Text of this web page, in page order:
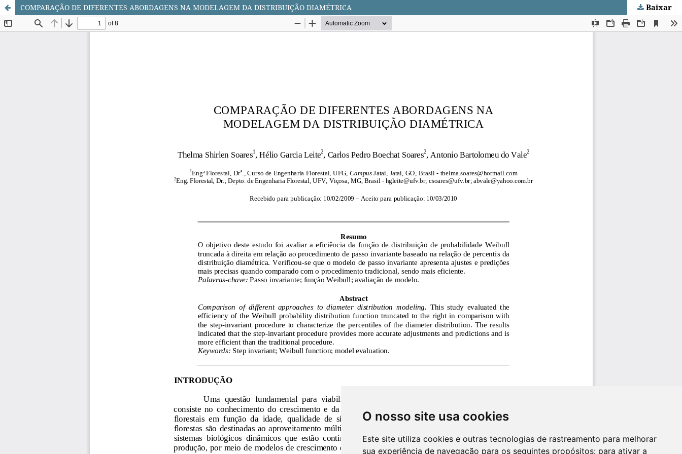
O nosso site usa cookies
Este site utiliza cookies e outras tecnologias de rastreamento para melhorar
sua experiência de navegação para os seguintes propósitos: para ativar a
COMPARAÇÃO DE DIFERENTES ABORDAGENS NA MODELAGEM DA DISTRIBUIÇÃO DIAMÉTRICA Baixar